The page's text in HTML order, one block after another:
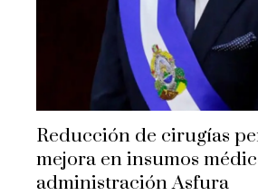
Reducción de cirugías
mejora en insumos
administración Asfura